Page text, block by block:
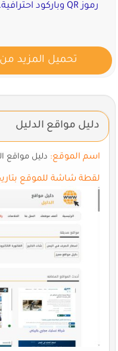
رموز QR وباركود احترافية. بلا قيود. بلا انتهاء صلاحية. للأبد.
تحميل المزيد
دليل مواقع الدليل
اسم الموقع:دليل مواقع
لقطة شاشة للموقع بتاريخ 20/10/